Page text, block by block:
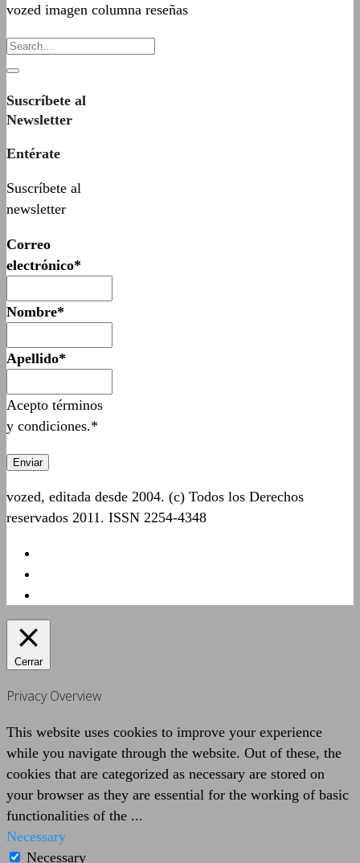
vozed imagen columna reseñas
Suscríbete al
Newsletter
Entérate
Suscríbete al
newsletter
Correo
electrónico*
Nombre*
Apellido*
Acepto términos
y condiciones.*
vozed, editada desde 2004. (c) Todos los Derechos
reservados 2011. ISSN 2254-4348
Cerrar
Privacy Overview
This website uses cookies to improve your experience
while you navigate through the website. Out of these, the
cookies that are categorized as necessary are stored on
your browser as they are essential for the working of basic
functionalities of the ...
Necessary
Necessary